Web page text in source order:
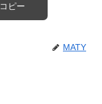
コピー
MATY